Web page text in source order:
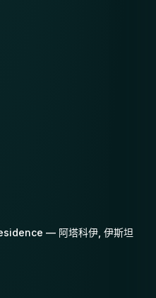
— 阿塔科伊, 伊斯坦